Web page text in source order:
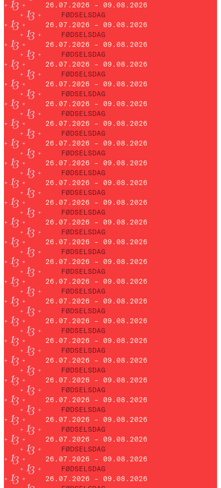
26.07.2026 – 09.08.2026
FØDSELSDAG
26.07.2026 – 09.08.2026
FØDSELSDAG
26.07.2026 – 09.08.2026
FØDSELSDAG
26.07.2026 – 09.08.2026
FØDSELSDAG
26.07.2026 – 09.08.2026
FØDSELSDAG
26.07.2026 – 09.08.2026
FØDSELSDAG
26.07.2026 – 09.08.2026
FØDSELSDAG
26.07.2026 – 09.08.2026
FØDSELSDAG
26.07.2026 – 09.08.2026
FØDSELSDAG
26.07.2026 – 09.08.2026
FØDSELSDAG
26.07.2026 – 09.08.2026
FØDSELSDAG
26.07.2026 – 09.08.2026
FØDSELSDAG
26.07.2026 – 09.08.2026
FØDSELSDAG
26.07.2026 – 09.08.2026
FØDSELSDAG
26.07.2026 – 09.08.2026
FØDSELSDAG
26.07.2026 – 09.08.2026
FØDSELSDAG
26.07.2026 – 09.08.2026
FØDSELSDAG
26.07.2026 – 09.08.2026
FØDSELSDAG
26.07.2026 – 09.08.2026
FØDSELSDAG
26.07.2026 – 09.08.2026
FØDSELSDAG
26.07.2026 – 09.08.2026
FØDSELSDAG
26.07.2026 – 09.08.2026
FØDSELSDAG
26.07.2026 – 09.08.2026
FØDSELSDAG
26.07.2026 – 09.08.2026
FØDSELSDAG
26.07.2026 – 09.08.2026